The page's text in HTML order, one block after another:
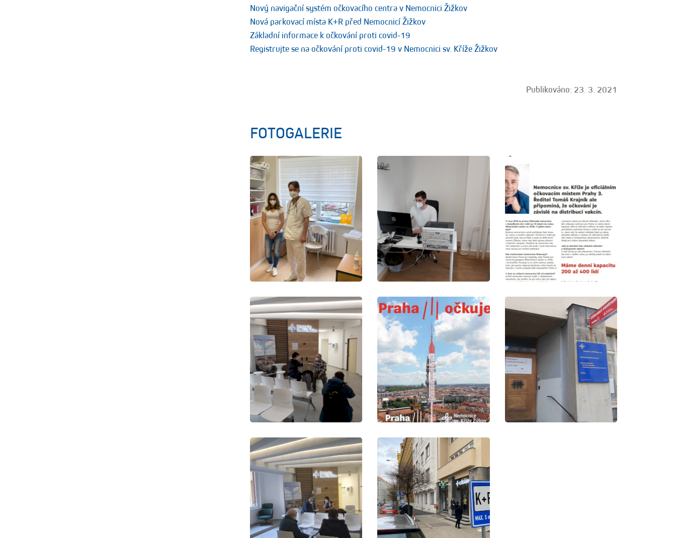
Nový navigační systém očkovacího centra v Nemocnici Žižkov
Nová parkovací místa K+R před Nemocnicí Žižkov
Základní informace k očkování proti covid-19
Registrujte se na očkování proti covid-19 v Nemocnici sv. Kříže Žižkov
Publikováno: 23. 3. 2021
FOTOGALERIE